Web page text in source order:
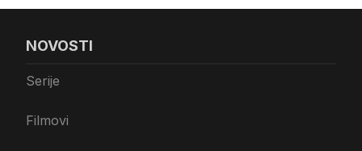
NOVOSTI
Serije
Filmovi